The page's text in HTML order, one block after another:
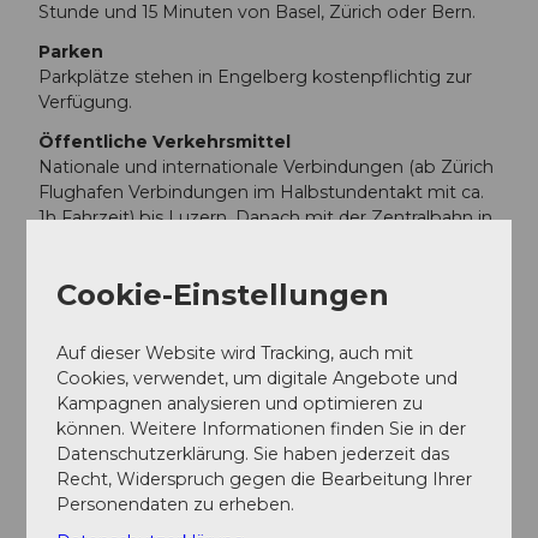
Stunde und 15 Minuten von Basel, Zürich oder Bern.
Parken
Parkplätze stehen in Engelberg kostenpflichtig zur
Verfügung.
Öffentliche Verkehrsmittel
Nationale und internationale Verbindungen (ab Zürich
Flughafen Verbindungen im Halbstundentakt mit ca.
1h Fahrzeit) bis Luzern. Danach mit der Zentralbahn in
Engelberg - Titlis Tourismus
Organisation
Engelberg-Titlis Tourismus
Unser Tipp
Cookie-Einstellungen
Auf dieser Website wird Tracking, auch mit
Cookies, verwendet, um digitale Angebote und
Kampagnen analysieren und optimieren zu
können. Weitere Informationen finden Sie in der
Datenschutzerklärung. Sie haben jederzeit das
Recht, Widerspruch gegen die Bearbeitung Ihrer
Personendaten zu erheben.